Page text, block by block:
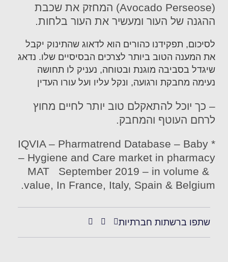
(Avocado Perseose) המחזק את שכבת
ההגנה של העור ומעשיר את העור בלחות.
לסיכום, תפקידנו כהורים הוא לדאוג שהתינוק יקבל
את המענה הטוב ביותר לצרכים הבסיסיים שלו. נדאג
שיגדל בסביבה מוגנת ובטוחה, נעניק לו תחושה
נעימה מחבקת ורגועה, ונקל עליו ועל עורו העדין
– כך יוכל להתאקלם טוב יותר לחיים מחוץ
לרחם העוטף והמחבק.
* IQVIA – Pharmatrend Database – Baby
Hygiene and Care market in pharmacy –
MAT September 2019 – in volume &
value, In France, Italy, Spain & Belgium.
שתפו ברשתות חברתיות